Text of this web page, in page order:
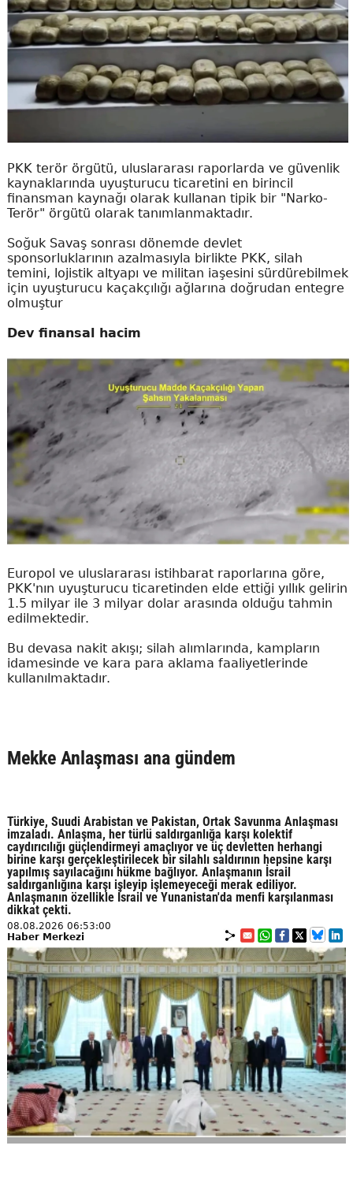
PKK terör örgütü, uluslararası raporlarda ve güvenlik
kaynaklarında uyuşturucu ticaretini en birincil
finansman kaynağı olarak kullanan tipik bir "Narko-
Terör" örgütü olarak tanımlanmaktadır.
Soğuk Savaş sonrası dönemde devlet
sponsorluklarının azalmasıyla birlikte PKK, silah
temini, lojistik altyapı ve militan iaşesini sürdürebilmek
için uyuşturucu kaçakçılığı ağlarına doğrudan entegre
olmuştur
Dev finansal hacim
Europol ve uluslararası istihbarat raporlarına göre,
PKK'nın uyuşturucu ticaretinden elde ettiği yıllık gelirin
1.5 milyar ile 3 milyar dolar arasında olduğu tahmin
edilmektedir.
Bu devasa nakit akışı; silah alımlarında, kampların
idamesinde ve kara para aklama faaliyetlerinde
kullanılmaktadır.
Mekke Anlaşması ana gündem
Türkiye, Suudi Arabistan ve Pakistan, Ortak Savunma Anlaşması
imzaladı. Anlaşma, her türlü saldırganlığa karşı kolektif
caydırıcılığı güçlendirmeyi amaçlıyor ve üç devletten herhangi
birine karşı gerçekleştirilecek bir silahlı saldırının hepsine karşı
yapılmış sayılacağını hükme bağlıyor. Anlaşmanın İsrail
saldırganlığına karşı işleyip işlemeyeceği merak ediliyor.
Anlaşmanın özellikle İsrail ve Yunanistan'da menfi karşılanması
dikkat çekti.
08.08.2026 06:53:00
Haber Merkezi